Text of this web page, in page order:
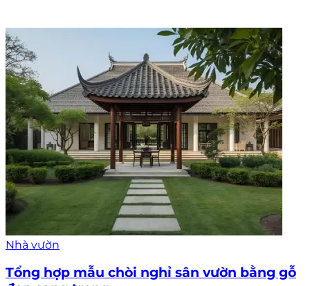
Nhà vườn
Tổng hợp mẫu chòi nghỉ sân vườn bằng gỗ